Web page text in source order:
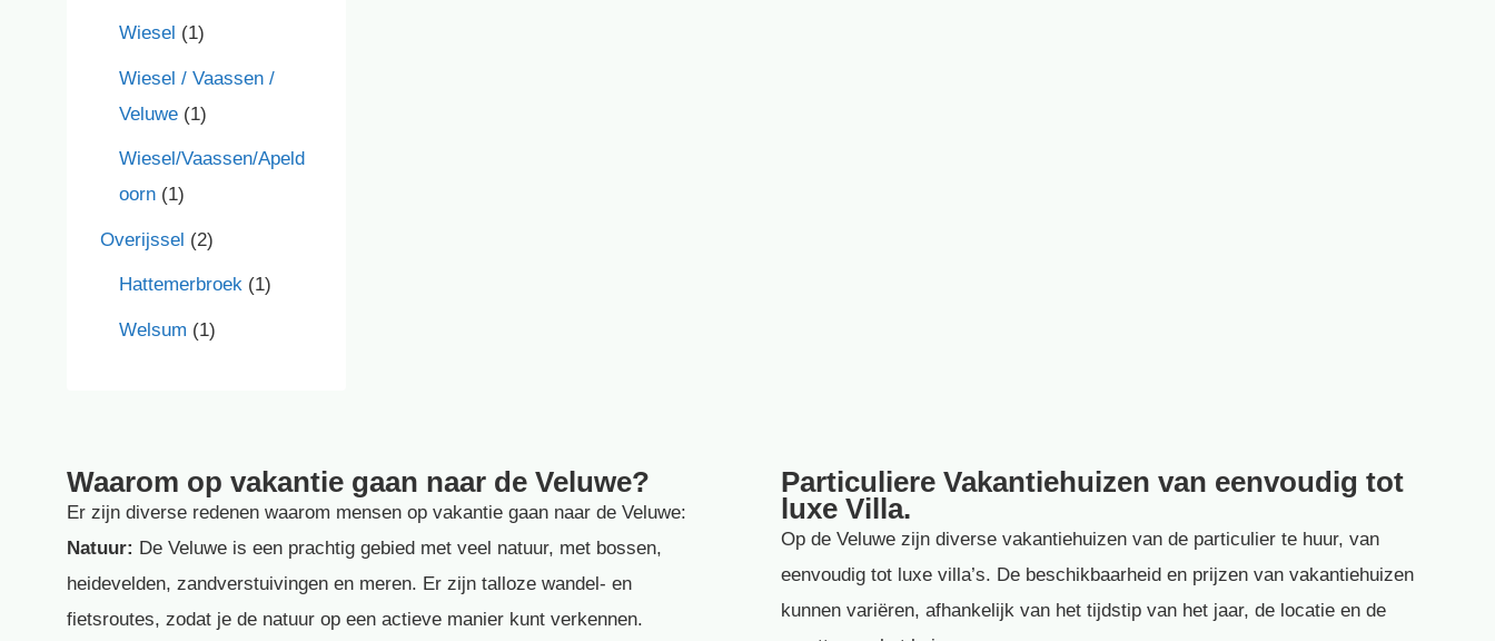
Wiesel (1)
Wiesel / Vaassen /
Veluwe (1)
Wiesel/Vaassen/Apeld
oorn (1)
Overijssel (2)
Hattemerbroek (1)
Welsum (1)
Waarom op vakantie gaan naar de Veluwe?
Er zijn diverse redenen waarom mensen op vakantie gaan naar de Veluwe:
Natuur: De Veluwe is een prachtig gebied met veel natuur, met bossen,
heidevelden, zandverstuivingen en meren. Er zijn talloze wandel- en
fietsroutes, zodat je de natuur op een actieve manier kunt verkennen.
Particuliere Vakantiehuizen van eenvoudig tot
luxe Villa.
Op de Veluwe zijn diverse vakantiehuizen van de particulier te huur, van
eenvoudig tot luxe villa’s. De beschikbaarheid en prijzen van vakantiehuizen
kunnen variëren, afhankelijk van het tijdstip van het jaar, de locatie en de